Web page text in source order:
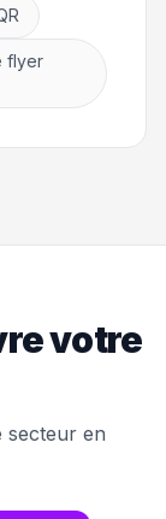
flyer
votre
secteur en